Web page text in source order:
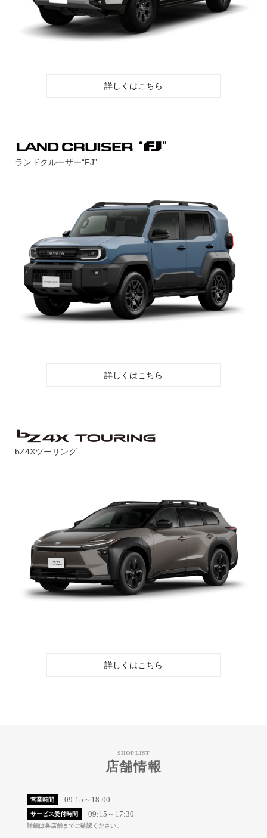
詳しくはこちら
ランドクルーザー“FJ”
詳しくはこちら
bZ4Xツーリング
詳しくはこちら
SHOP LIST
店舗情報
営業時間 09:15～18:00
サービス受付時間 09:15～17:30
詳細は各店舗までご確認ください。